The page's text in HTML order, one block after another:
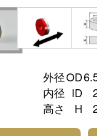
外径OD
内径 ID
高さ
H